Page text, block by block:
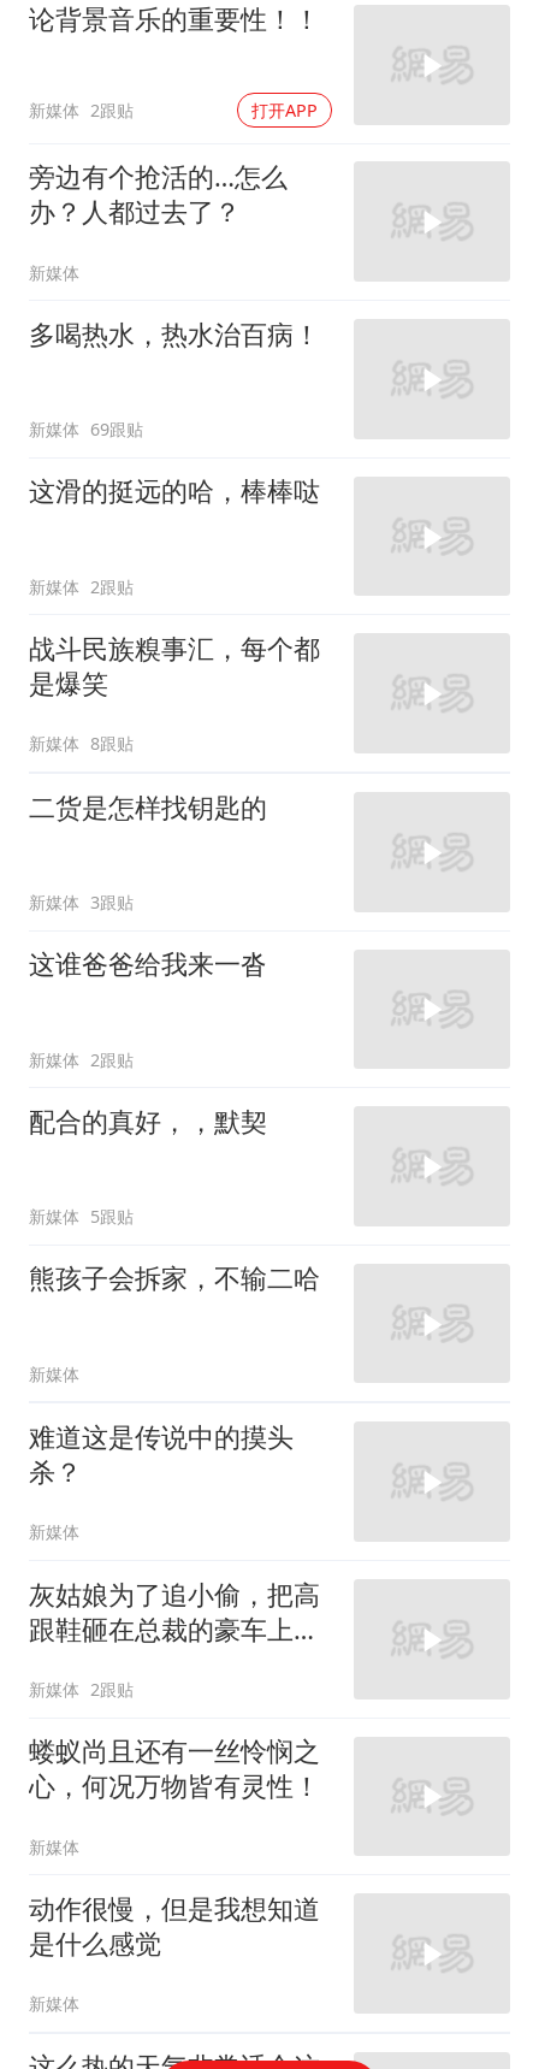
论背景音乐的重要性！！
新媒体 2跟贴 打开APP
旁边有个抢活的…怎么
办？人都过去了？
新媒体
多喝热水，热水治百病！
新媒体 69跟贴
这滑的挺远的哈，棒棒哒
新媒体 2跟贴
战斗民族糗事汇，每个都
是爆笑
新媒体 8跟贴
二货是怎样找钥匙的
新媒体 3跟贴
这谁爸爸给我来一沓
新媒体 2跟贴
配合的真好，，默契
新媒体 5跟贴
熊孩子会拆家，不输二哈
新媒体
难道这是传说中的摸头
杀？
新媒体
灰姑娘为了追小偷，把高
跟鞋砸在总裁的豪车上，
新媒体 2跟贴
蝼蚁尚且还有一丝怜悯之
心，何况万物皆有灵性！
新媒体
动作很慢，但是我想知道
是什么感觉
新媒体